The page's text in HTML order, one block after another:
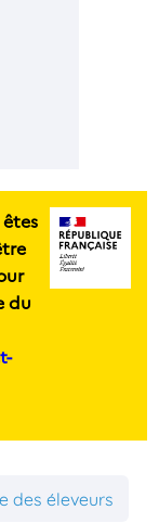
du
des éleveurs